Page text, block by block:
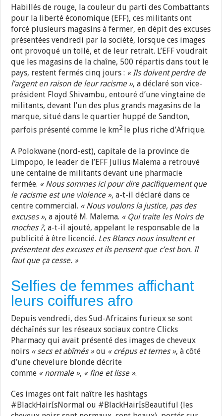
Habillés de rouge, la couleur du parti des Combattants
pour la liberté économique (EFF), ces militants ont
forcé plusieurs magasins à fermer, en dépit des excuses
présentées vendredi par la société, lorsque ces images
ont provoqué un tollé, et de leur retrait. L’EFF voudrait
que les magasins de la chaîne, 500 répartis dans tout le
pays, restent fermés cinq jours : « Ils doivent perdre de
l’argent en raison de leur racisme », a déclaré son vice-
président Floyd Shivambu, entouré d’une vingtaine de
militants, devant l’un des plus grands magasins de la
marque, situé dans le quartier huppé de Sandton,
parfois présenté comme le km2 le plus riche d’Afrique.
A Polokwane (nord-est), capitale de la province de
Limpopo, le leader de l’EFF Julius Malema a retrouvé
une centaine de militants devant une pharmacie
fermée. « Nous sommes ici pour dire pacifiquement que
le racisme est une violence », a-t-il déclaré dans ce
centre commercial. « Nous voulons la justice, pas des
excuses », a ajouté M. Malema. « Qui traite les Noirs de
moches ?, a-t-il ajouté, appelant le responsable de la
publicité à être licencié. Les Blancs nous insultent et
présentent des excuses et ils pensent que c’est bon. Il
faut que ça cesse. »
Selfies de femmes affichant
leurs coiffures afro
Depuis vendredi, des Sud-Africains furieux se sont
déchaînés sur les réseaux sociaux contre Clicks
Pharmacy qui avait présenté des images de cheveux
noirs « secs et abîmés »ou « crépus et ternes », à côté
d’une chevelure blonde décrite
comme « normale », « fine et lisse ».
Ces images ont fait naître les hashtags
#BlackHairIsNormal ou #BlackHairIsBeautiful (les